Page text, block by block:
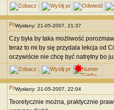
Wysłany: 21-05-2007, 21:37
Czy była by taka możliwość
teraz to mi by się przydała lekcja od
oczywiście nie chcę być natrętny bo
Wysłany: 21-05-2007, 22:04
Teoretycznie można, praktycznie